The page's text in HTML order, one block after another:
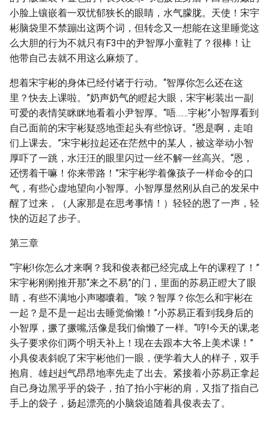
小脸上镶嵌着一双忧郁狭长的眼睛，水气朦胧。天使！宋宇
彬脑袋里不禁蹦出这两个词，但转念又一想能在这里睡觉这
么大胆的行为不就只有F3中的尹智厚小童鞋了？很棒！让
他带自己去就不用这么麻烦了。
想着宋宇彬的身体已经付诸于行动。“智厚你怎么还在这
里？快去上课啦。”奶声奶气的瞪起大眼，宋宇彬装出一副
可爱的表情笑眯眯地看着小尹智厚。“唔……宇彬”小智厚看到
自己面前的宋宇彬疑惑地歪起头有些惊讶。“恩是啊，走咱
们上课去。”宋宇彬拉起还在茫然中的某人，被这举动小智
厚吓了一跳，水汪汪的眼里闪过一丝不解一丝高兴。“恩，
还愣着干嘛！你来带路！”宋宇彬学着像孩子一样命令的口
气，有些心虚地望向小智厚。小智厚显然刚从自己的发呆中
醒了过来，（人家那是在思考事情！）轻轻的恩了一声，轻
快的迈起了步子。
第三章
“宇彬!你怎么才来啊？我和俊表都已经完成上午的课程了！”
宋宇彬刚刚推开那“来之不易”的门，里面的苏易正瞪大了眼
睛，有些不满地小声嘟囔着。“唉？智厚？你怎么和宇彬在
一起？是不是一起出去睡觉偷懒！”小苏易正看到我身后的
小智厚，撅了撅嘴,活像是我们偷懒了一样。“哼!今天的课,老
头子要求你们两个明天补上！现在去跟本大爷上美术课！”
小具俊表斜睨了宋宇彬他们一眼，便学着大人的样子，双手
抱肩、雄赳赳气昂昂地率先走了出去。紧接着小苏易正拿起
自己身边黑乎乎的袋子，拍了拍小宇彬的肩，又指了指自己
手上的袋子，扬起漂亮的小脑袋追随着具俊表去了。